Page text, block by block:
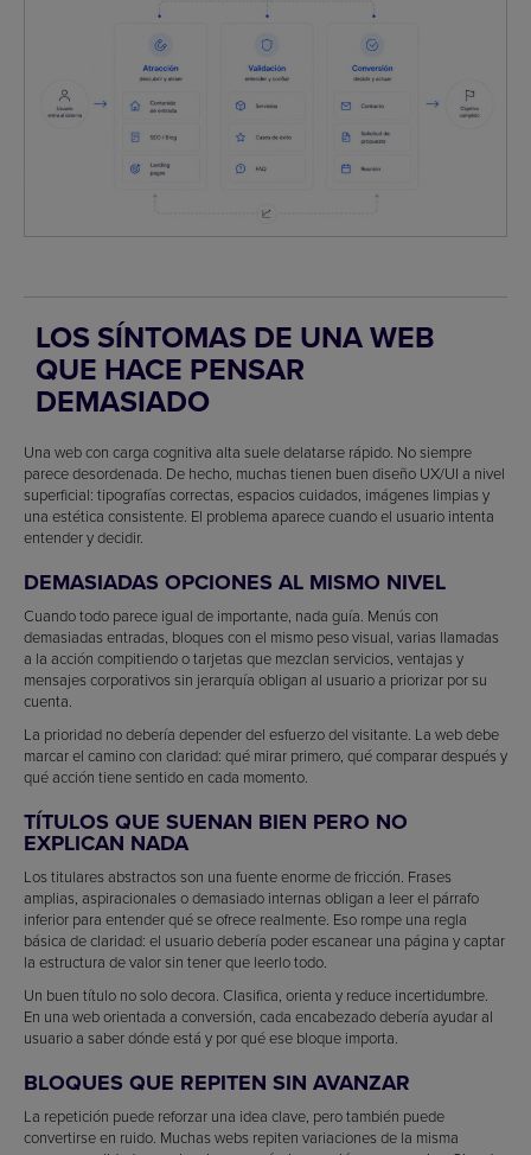
LOS SÍNTOMAS DE UNA WEB
QUE HACE PENSAR
DEMASIADO
Una web con carga cognitiva alta suele delatarse rápido. No siempre
parece desordenada. De hecho, muchas tienen buen diseño UX/UI a nivel
superficial: tipografías correctas, espacios cuidados, imágenes limpias y
una estética consistente. El problema aparece cuando el usuario intenta
entender y decidir.
DEMASIADAS OPCIONES AL MISMO NIVEL
Cuando todo parece igual de importante, nada guía. Menús con
demasiadas entradas, bloques con el mismo peso visual, varias llamadas
a la acción compitiendo o tarjetas que mezclan servicios, ventajas y
mensajes corporativos sin jerarquía obligan al usuario a priorizar por su
cuenta.
La prioridad no debería depender del esfuerzo del visitante. La web debe
marcar el camino con claridad: qué mirar primero, qué comparar después y
qué acción tiene sentido en cada momento.
TÍTULOS QUE SUENAN BIEN PERO NO
EXPLICAN NADA
Los titulares abstractos son una fuente enorme de fricción. Frases
amplias, aspiracionales o demasiado internas obligan a leer el párrafo
inferior para entender qué se ofrece realmente. Eso rompe una regla
básica de claridad: el usuario debería poder escanear una página y captar
la estructura de valor sin tener que leerlo todo.
Un buen título no solo decora. Clasifica, orienta y reduce incertidumbre.
En una web orientada a conversión, cada encabezado debería ayudar al
usuario a saber dónde está y por qué ese bloque importa.
BLOQUES QUE REPITEN SIN AVANZAR
La repetición puede reforzar una idea clave, pero también puede
convertirse en ruido. Muchas webs repiten variaciones de la misma